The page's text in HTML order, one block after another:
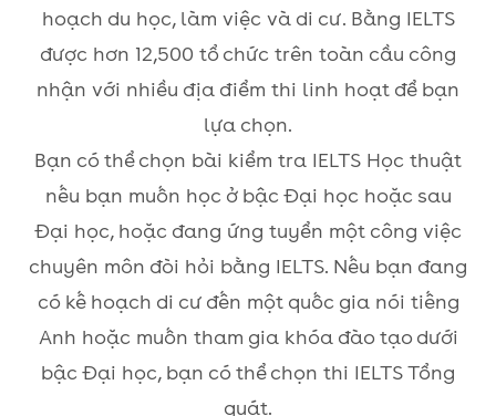
hoạch du học, làm việc và di cư. Bằng IELTS
được hơn 12,500 tổ chức trên toàn cầu công
nhận với nhiều địa điểm thi linh hoạt để bạn
lựa chọn.
Bạn có thể chọn bài kiểm tra IELTS Học thuật
nếu bạn muốn học ở bậc Đại học hoặc sau
Đại học, hoặc đang ứng tuyển một công việc
chuyên môn đòi hỏi bằng IELTS. Nếu bạn đang
có kế hoạch di cư đến một quốc gia nói tiếng
Anh hoặc muốn tham gia khóa đào tạo dưới
bậc Đại học, bạn có thể chọn thi IELTS Tổng
quát.